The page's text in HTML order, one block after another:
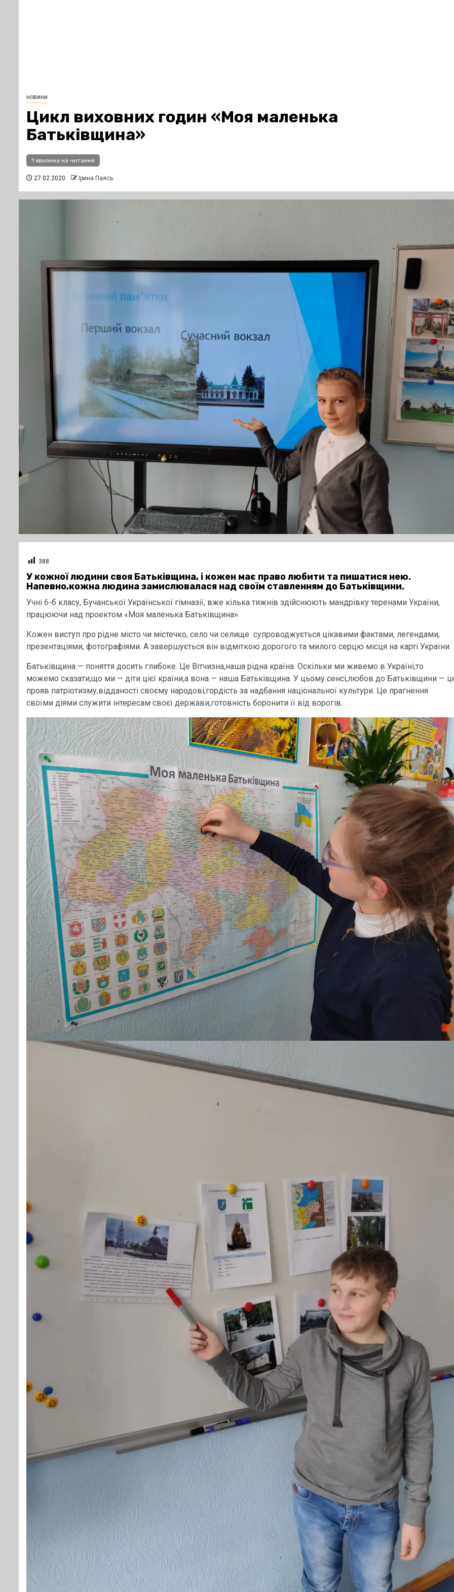
новини
Цикл виховних годин «Моя маленька
Батьківщина»
1 хвилина на читання
27.02.2020 Ірина Паясь
388
У кожної людини своя Батьківщина, і кожен має право любити та пишатися нею.
Напевно,кожна людина замислювалася над своїм ставленням до Батьківщини.
Учні 6-б класу, Бучанської Української гімназії, вже кілька тижнів здійснюють мандрівку теренами України,
працюючи над проектом «Моя маленька Батьківщина».
Кожен виступ про рідне місто чи містечко, село чи селище супроводжується цікавими фактами, легендами,
презентаціями, фотографіями. А завершується він відміткою дорогого та милого серцю місця на карті України.
Батьківщина — поняття досить глибоке. Це Вітчизна,наша рідна країна. Оскільки ми живемо в Україні,то
можемо сказати,що ми — діти цієї країни,а вона — наша Батьківщина. У цьому сенсі,любов до Батьківщини —
прояв патріотизму,відданості своєму народові,гордість за надбання національної культури. Це прагнення
своїми діями служити інтересам своєї держави,готовність боронити її від ворогів.